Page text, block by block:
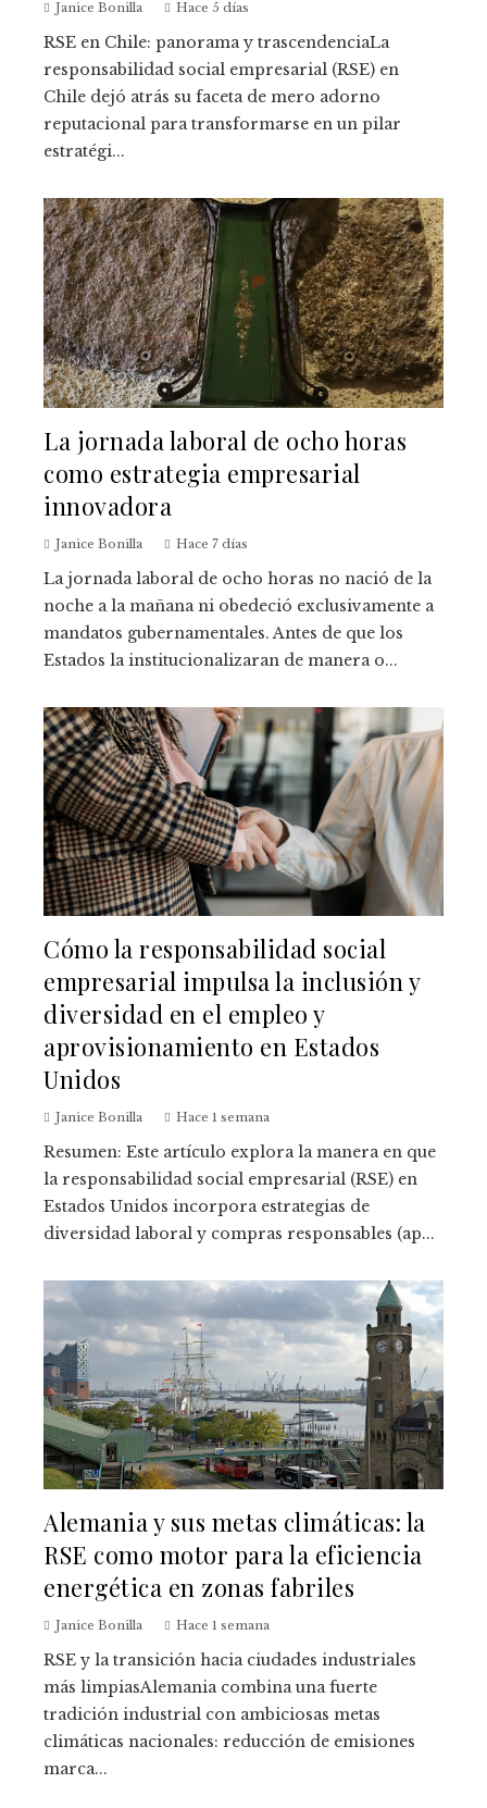
Janice Bonilla Hace 5 días
RSE en Chile: panorama y trascendenciaLa
responsabilidad social empresarial (RSE) en
Chile dejó atrás su faceta de mero adorno
reputacional para transformarse en un pilar
estratégi...
La jornada laboral de ocho horas
como estrategia empresarial
innovadora
Janice Bonilla Hace 7 días
La jornada laboral de ocho horas no nació de la
noche a la mañana ni obedeció exclusivamente a
mandatos gubernamentales. Antes de que los
Estados la institucionalizaran de manera o...
Cómo la responsabilidad social
empresarial impulsa la inclusión y
diversidad en el empleo y
aprovisionamiento en Estados
Unidos
Janice Bonilla Hace 1 semana
Resumen: Este artículo explora la manera en que
la responsabilidad social empresarial (RSE) en
Estados Unidos incorpora estrategias de
diversidad laboral y compras responsables (ap...
Alemania y sus metas climáticas: la
RSE como motor para la eficiencia
energética en zonas fabriles
Janice Bonilla Hace 1 semana
RSE y la transición hacia ciudades industriales
más limpiasAlemania combina una fuerte
tradición industrial con ambiciosas metas
climáticas nacionales: reducción de emisiones
marca...